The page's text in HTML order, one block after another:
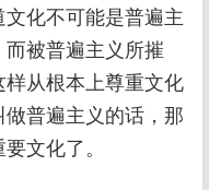
化不可能是普遍主
被普遍主义所摧
从根本上尊重文化
普遍主义的话，那
文化了。